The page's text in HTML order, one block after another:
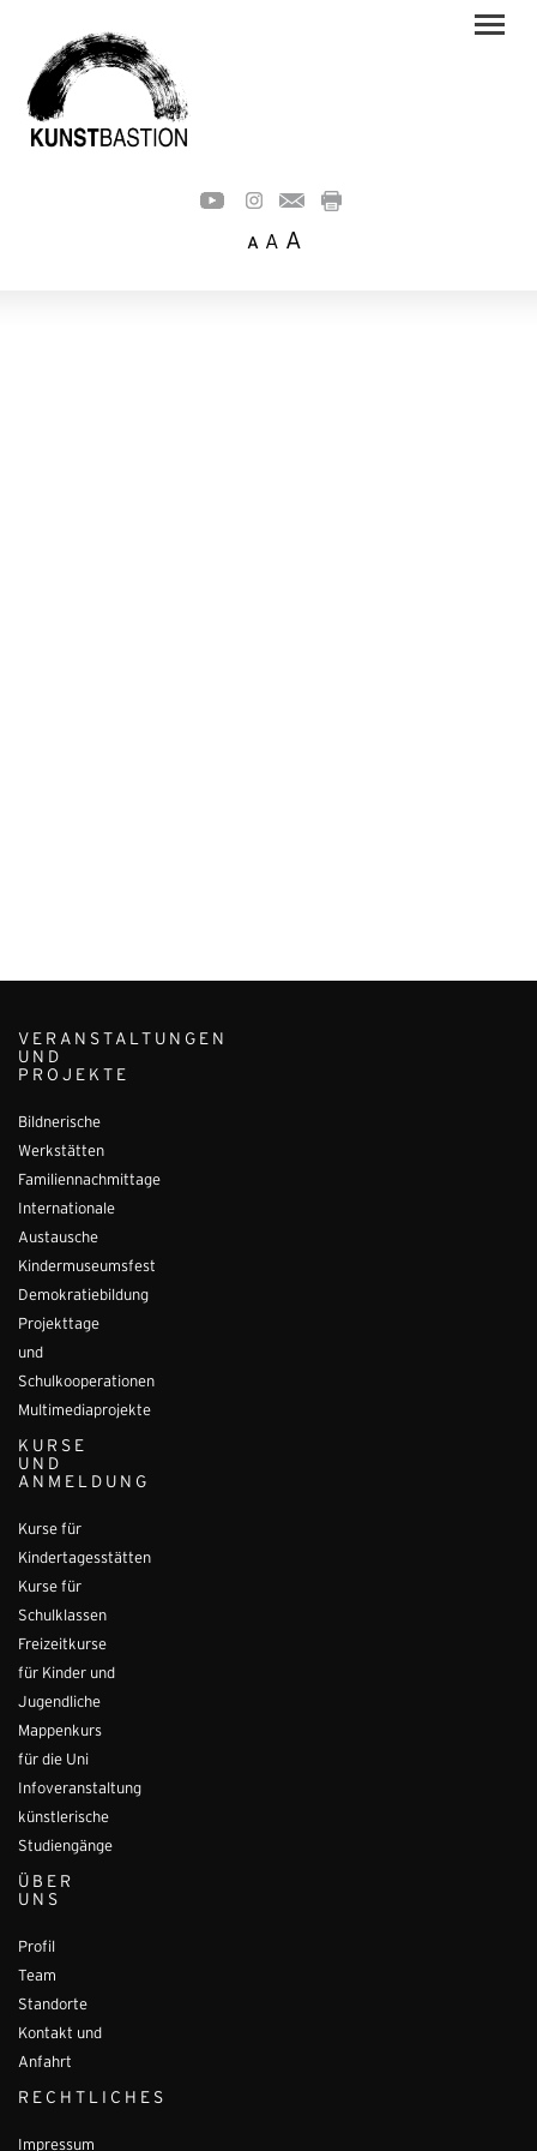
A A A
VERANSTALTUNGEN
UND
PROJEKTE
Bildnerische
Werkstätten
Familiennachmittage
Internationale
Austausche
Kindermuseumsfest
Demokratiebildung
Projekttage
und
Schulkooperationen
Multimediaprojekte
KURSE
UND
ANMELDUNG
Kurse für
Kindertagesstätten
Kurse für
Schulklassen
Freizeitkurse
für Kinder und
Jugendliche
Mappenkurs
für die Uni
Infoveranstaltung
künstlerische
Studiengänge
ÜBER
UNS
Profil
Team
Standorte
Kontakt und
Anfahrt
RECHTLICHES
Impressum